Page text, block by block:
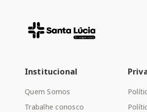
Institucional
Quem Somos
Trabalhe conosco